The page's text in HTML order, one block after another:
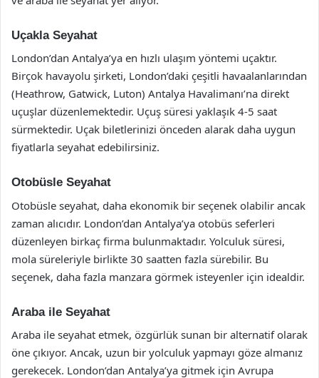
Uçakla Seyahat
London’dan Antalya’ya en hızlı ulaşım yöntemi uçaktır.
Birçok havayolu şirketi, London’daki çeşitli havaalanlarından
(Heathrow, Gatwick, Luton) Antalya Havalimanı’na direkt
uçuşlar düzenlemektedir. Uçuş süresi yaklaşık 4-5 saat
sürmektedir. Uçak biletlerinizi önceden alarak daha uygun
fiyatlarla seyahat edebilirsiniz.
Otobüsle Seyahat
Otobüsle seyahat, daha ekonomik bir seçenek olabilir ancak
zaman alıcıdır. London’dan Antalya’ya otobüs seferleri
düzenleyen birkaç firma bulunmaktadır. Yolculuk süresi,
mola süreleriyle birlikte 30 saatten fazla sürebilir. Bu
seçenek, daha fazla manzara görmek isteyenler için idealdir.
Araba ile Seyahat
Araba ile seyahat etmek, özgürlük sunan bir alternatif olarak
öne çıkıyor. Ancak, uzun bir yolculuk yapmayı göze almanız
gerekecek. London’dan Antalya’ya gitmek için Avrupa